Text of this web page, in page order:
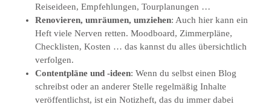
Reiseideen, Empfehlungen, Tourplanungen …
Renovieren, umräumen, umziehen: Auch hier kann ein
Heft viele Nerven retten. Moodboard, Zimmerpläne,
Checklisten, Kosten … das kannst du alles übersichtlich
verfolgen.
Contentpläne und -ideen: Wenn du selbst einen Blog
schreibst oder an anderer Stelle regelmäßig Inhalte
veröffentlichst, ist ein Notizheft, das du immer dabei